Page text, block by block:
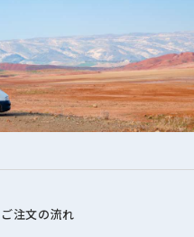
ご注文の流れ